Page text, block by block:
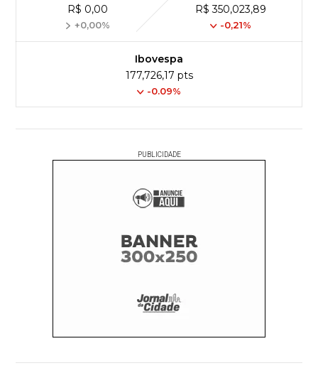
R$ 0,00
+0,00%
R$ 350,023,89
-0,21%
Ibovespa
177,726,17 pts
-0.09%
PUBLICIDADE